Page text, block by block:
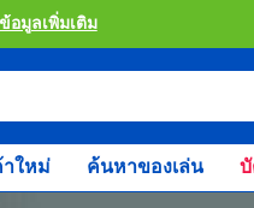
อมูลเพิ่มเติม
ใหม่ ค้นหาของเล่น